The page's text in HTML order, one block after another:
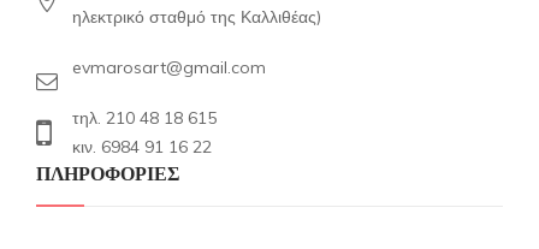
ηλεκτρικό σταθμό της Καλλιθέας)
evmarosart@gmail.com
τηλ. 210 48 18 615
κιν. 6984 91 16 22
ΠΛΗΡΟΦΟΡΙΕΣ